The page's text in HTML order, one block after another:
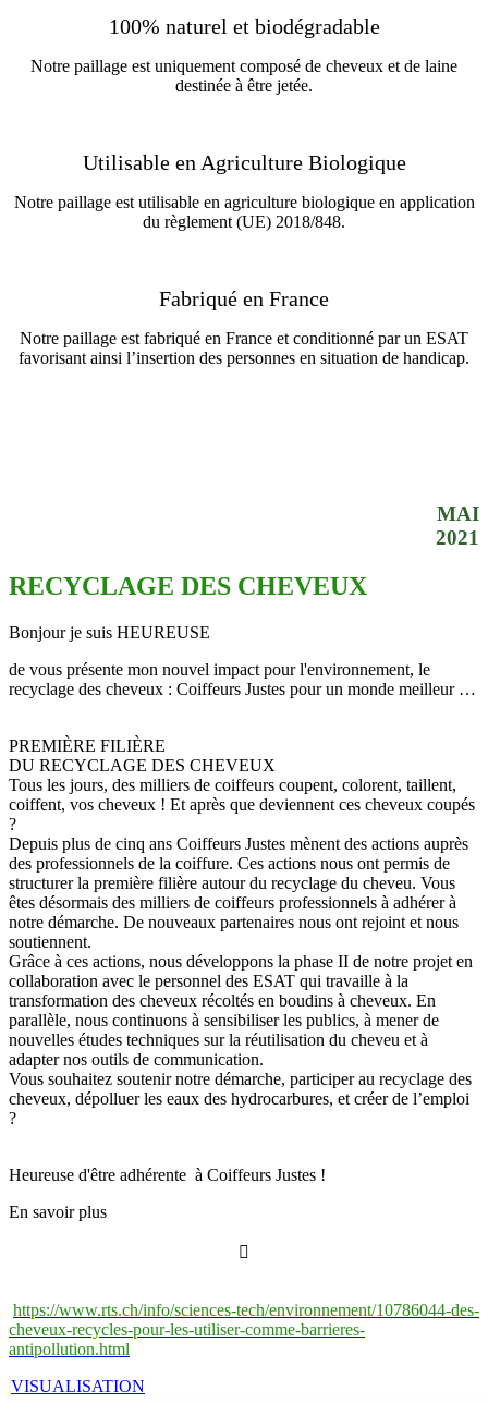
100% naturel et biodégradable
Notre paillage est uniquement composé de cheveux et de laine
destinée à être jetée.
Utilisable en Agriculture Biologique
Notre paillage est utilisable en agriculture biologique en application
du règlement (UE) 2018/848.
Fabriqué en France
Notre paillage est fabriqué en France et conditionné par un ESAT
favorisant ainsi l’insertion des personnes en situation de handicap.
MAI
2021
RECYCLAGE DES CHEVEUX
Bonjour je suis HEUREUSE
de vous présente mon nouvel impact pour l'environnement, le
recyclage des cheveux : Coiffeurs Justes pour un monde meilleur …
PREMIÈRE FILIÈRE
DU RECYCLAGE DES CHEVEUX
Tous les jours, des milliers de coiffeurs coupent, colorent, taillent,
coiffent, vos cheveux ! Et après que deviennent ces cheveux coupés
?
Depuis plus de cinq ans Coiffeurs Justes mènent des actions auprès
des professionnels de la coiffure. Ces actions nous ont permis de
structurer la première filière autour du recyclage du cheveu. Vous
êtes désormais des milliers de coiffeurs professionnels à adhérer à
notre démarche. De nouveaux partenaires nous ont rejoint et nous
soutiennent.
Grâce à ces actions, nous développons la phase II de notre projet en
collaboration avec le personnel des ESAT qui travaille à la
transformation des cheveux récoltés en boudins à cheveux. En
parallèle, nous continuons à sensibiliser les publics, à mener de
nouvelles études techniques sur la réutilisation du cheveu et à
adapter nos outils de communication.
Vous souhaitez soutenir notre démarche, participer au recyclage des
cheveux, dépolluer les eaux des hydrocarbures, et créer de l’emploi
?
Heureuse d'être adhérente à Coiffeurs Justes !
En savoir plus

https://www.rts.ch/info/sciences-tech/environnement/10786044-des-
cheveux-recycles-pour-les-utiliser-comme-barrieres-
antipollution.html
VISUALISATION